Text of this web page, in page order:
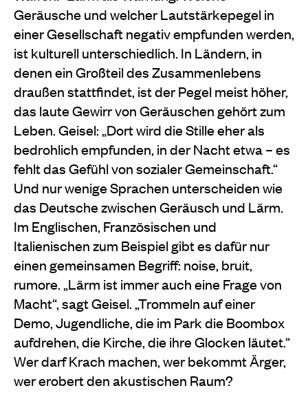
Geräusche und welcher Lautstärkepegel in
einer Gesellschaft negativ empfunden werden,
ist kulturell unterschiedlich. In Ländern, in
denen ein Großteil des Zusammenlebens
draußen stattfindet, ist der Pegel meist höher,
das laute Gewirr von Geräuschen gehört zum
Leben. Geisel: „Dort wird die Stille eher als
bedrohlich empfunden, in der Nacht etwa – es
fehlt das Gefühl von sozialer Gemeinschaft.“
Und nur wenige Sprachen unterscheiden wie
das Deutsche zwischen Geräusch und Lärm.
Im Englischen, Französischen und
Italienischen zum Beispiel gibt es dafür nur
einen gemeinsamen Begriff: noise, bruit,
rumore. „Lärm ist immer auch eine Frage von
Macht“, sagt Geisel. „Trommeln auf einer
Demo, Jugendliche, die im Park die Boombox
aufdrehen, die Kirche, die ihre Glocken läutet.“
Wer darf Krach machen, wer bekommt Ärger,
wer erobert den akustischen Raum?